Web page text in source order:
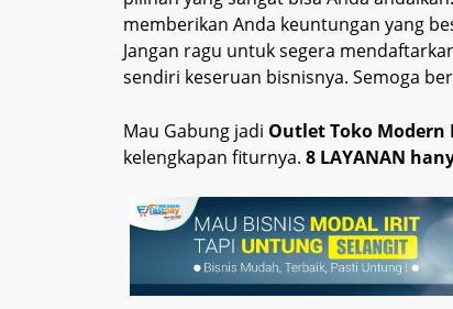
memberikan Anda keuntungan yang
Jangan ragu untuk segera
sendiri keseruan bisnisnya. Semoga
Mau Gabung jadi Outlet Toko Modern
kelengkapan fiturnya. 8 LAYANAN